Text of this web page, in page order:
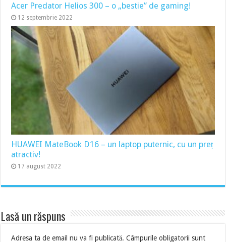
Acer Predator Helios 300 – o „bestie” de gaming!
12 septembrie 2022
HUAWEI MateBook D16 – un laptop puternic, cu un preț
atractiv!
17 august 2022
Lasă un răspuns
Adresa ta de email nu va fi publicată. Câmpurile obligatorii sunt